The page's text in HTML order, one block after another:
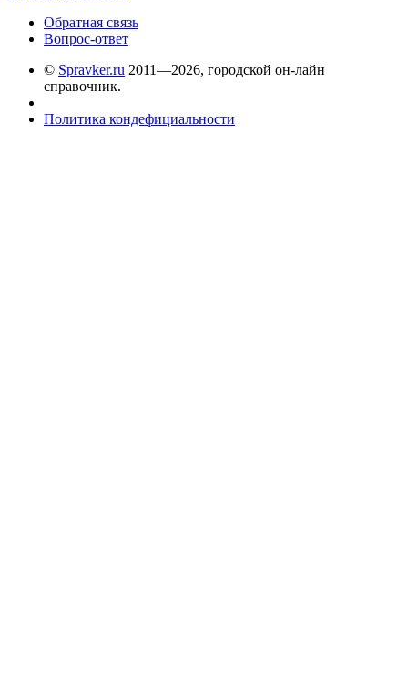
Обратная связь
Вопрос-ответ
© Spravker.ru 2011—2026, городской он-лайн
справочник.
Политика кондефициальности